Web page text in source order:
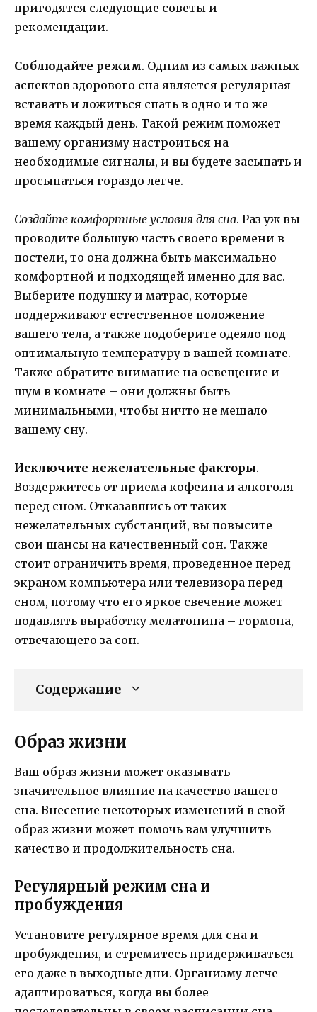
пригодятся следующие советы и
рекомендации.
Соблюдайте режим. Одним из самых важных
аспектов здорового сна является регулярная
вставать и ложиться спать в одно и то же
время каждый день. Такой режим поможет
вашему организму настроиться на
необходимые сигналы, и вы будете засыпать и
просыпаться гораздо легче.
Создайте комфортные условия для сна. Раз уж вы
проводите большую часть своего времени в
постели, то она должна быть максимально
комфортной и подходящей именно для вас.
Выберите подушку и матрас, которые
поддерживают естественное положение
вашего тела, а также подоберите одеяло под
оптимальную температуру в вашей комнате.
Также обратите внимание на освещение и
шум в комнате – они должны быть
минимальными, чтобы ничто не мешало
вашему сну.
Исключите нежелательные факторы.
Воздержитесь от приема кофеина и алкоголя
перед сном. Отказавшись от таких
нежелательных субстанций, вы повысите
свои шансы на качественный сон. Также
стоит ограничить время, проведенное перед
экраном компьютера или телевизора перед
сном, потому что его яркое свечение может
подавлять выработку мелатонина – гормона,
отвечающего за сон.
Содержание
Образ жизни
Ваш образ жизни может оказывать
значительное влияние на качество вашего
сна. Внесение некоторых изменений в свой
образ жизни может помочь вам улучшить
качество и продолжительность сна.
Регулярный режим сна и
пробуждения
Установите регулярное время для сна и
пробуждения, и стремитесь придерживаться
его даже в выходные дни. Организму легче
адаптироваться, когда вы более